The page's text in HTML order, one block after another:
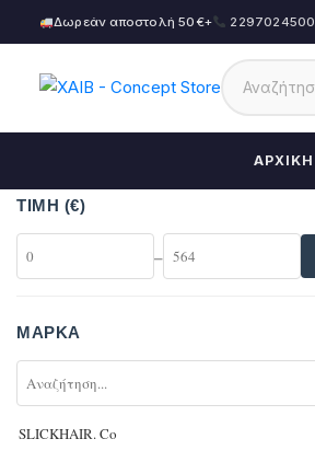
Δωρεάν αποστολή 50€+ 2297024500
ΑΡΧΙΚΉ
ΤΙΜΉ (€)
–
ΜΆΡΚΑ
SLICKHAIR. Co